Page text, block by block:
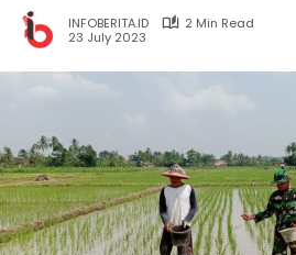
INFOBERITA.ID
2 Min Read
23 July 2023